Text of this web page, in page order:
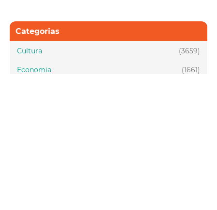
Categorias
(3659)
Cultura
(1661)
Economia